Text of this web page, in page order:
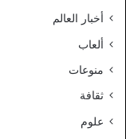
أخبار العالم
ألعاب
منوعات
ثقافة
علوم